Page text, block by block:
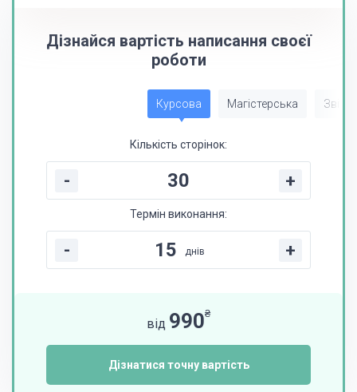
Дізнайся вартість написання своєї
роботи
Курсова Магістерська Звіт
Кількість сторінок:
- +
Термін виконання:
- днів +
від 990₴
Дізнатися точну вартість